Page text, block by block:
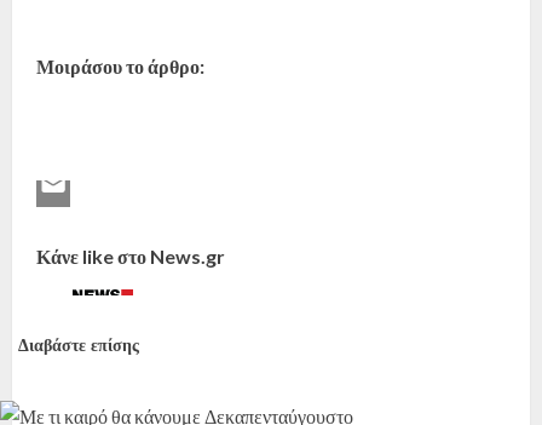
Μοιράσου το άρθρο:
Κάνε like στο News.gr
Διαβάστε επίσης